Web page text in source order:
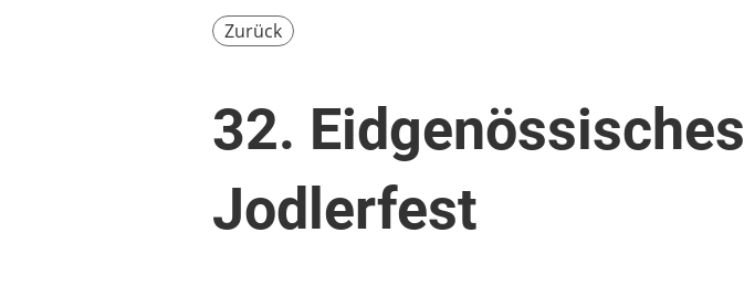
Zurück
32. Eidgenössisches
Jodlerfest